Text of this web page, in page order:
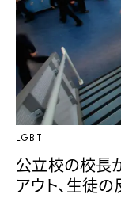
LGBT
公立校の校長
アウト、生徒の